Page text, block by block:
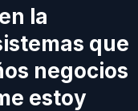
la
que
negocios
estoy